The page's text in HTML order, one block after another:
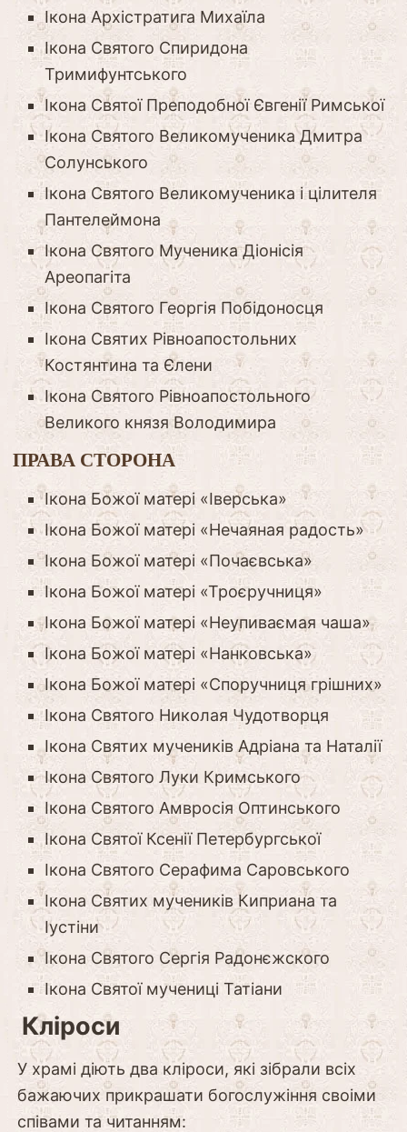
Ікона Архістратига Михаїла
Ікона Святого Спиридона
Тримифунтського
Ікона Святої Преподобної Євгенії Римської
Ікона Святого Великомученика Дмитра
Солунського
Ікона Святого Великомученика і цілителя
Пантелеймона
Ікона Святого Мученика Діонісія
Ареопагіта
Ікона Святого Георгія Побідоносця
Ікона Святих Рівноапостольних
Костянтина та Єлени
Ікона Святого Рівноапостольного
Великого князя Володимира
ПРАВА СТОРОНА
Ікона Божої матері «Іверська»
Ікона Божої матері «Нечаяная радость»
Ікона Божої матері «Почаєвська»
Ікона Божої матері «Троєручниця»
Ікона Божої матері «Неупиваємая чаша»
Ікона Божої матері «Нанковська»
Ікона Божої матері «Споручниця грішних»
Ікона Святого Николая Чудотворця
Ікона Святих мучеників Адріана та Наталії
Ікона Святого Луки Кримського
Ікона Святого Амвросія Оптинського
Ікона Святої Ксенії Петербургської
Ікона Святого Серафима Саровського
Ікона Святих мучеників Киприана та
Іустіни
Ікона Святого Сергія Радонєжского
Ікона Святої мучениці Татіани
Кліроси
У храмі діють два кліроси, які зібрали всіх
бажаючих прикрашати богослужіння своіми
співами та читанням: